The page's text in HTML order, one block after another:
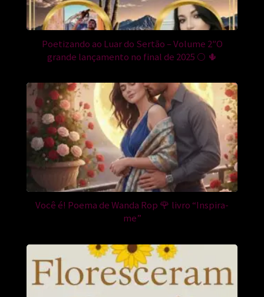
Poetizando ao Luar do Sertão – Volume 2″O
grande lançamento no final de 2025 🌕 🌵
Você é! Poema de Wanda Rop 🌹 livro “Inspira-
me”